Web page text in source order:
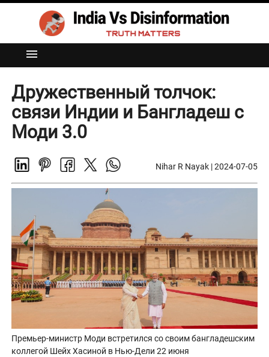
menu
Дружественный толчок:
связи Индии и Бангладеш с
Моди 3.0
Nihar R Nayak|2024-07-05
Премьер-министр Моди встретился со своим бангладешским
коллегой Шейх Хасиной в Нью-Дели 22 июня